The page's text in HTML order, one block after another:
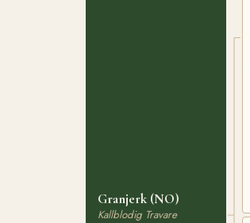
Granjerk (NO)
Kallblodig Travare